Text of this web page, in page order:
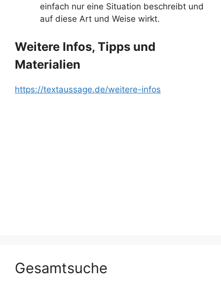
einfach nur eine Situation beschreibt und
auf diese Art und Weise wirkt.
Weitere Infos, Tipps und
Materialien
https://textaussage.de/weitere-infos
Gesamtsuche